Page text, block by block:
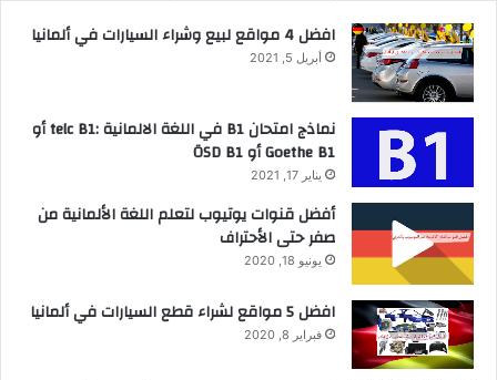
افضل 4 مواقع لبيع وشراء السيارات في ألمانيا
أبريل 5, 2021
نماذج امتحان B1 في اللغة الالمانية :telc B1 أو
Goethe B1 أو ÖSD B1
يناير 17, 2021
أفضل قنوات يوتيوب لتعلم اللغة الألمانية من
صفر حتى الأحتراف
يونيو 18, 2020
افضل 5 مواقع لشراء قطع السيارات في ألمانيا
فبراير 8, 2020